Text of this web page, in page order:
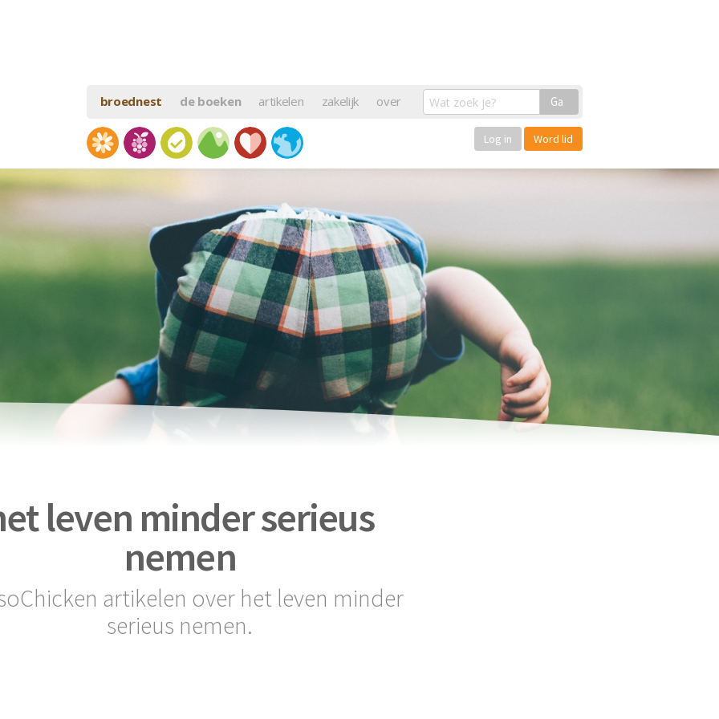
broednest de boeken artikelen zakelijk over Ga
Log in Word lid
leven minder serieus
nemen
artikelen over het leven minder
serieus nemen.